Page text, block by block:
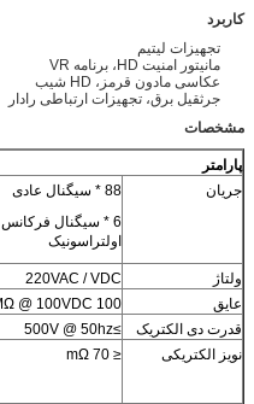
کاربرد
تجهیزات لیتیم
مانیتور امنیت HD، برنامه VR
عکاسی مادون قرمز، HD شیب
جرثقیل برق، تجهیزات ارتباطی رادار
مشخصات
پارامتر
جریان
88 * سیگنال عادی
6 * سیگنال فرکانس
اولتراسونیک
ولتاژ 220VAC / VDC
عایق
100 MΩ @ 100VDC
قدرت دی الکتریک
≥500V @ 50hz
نویز الکتریکی
≤ 70 mΩ